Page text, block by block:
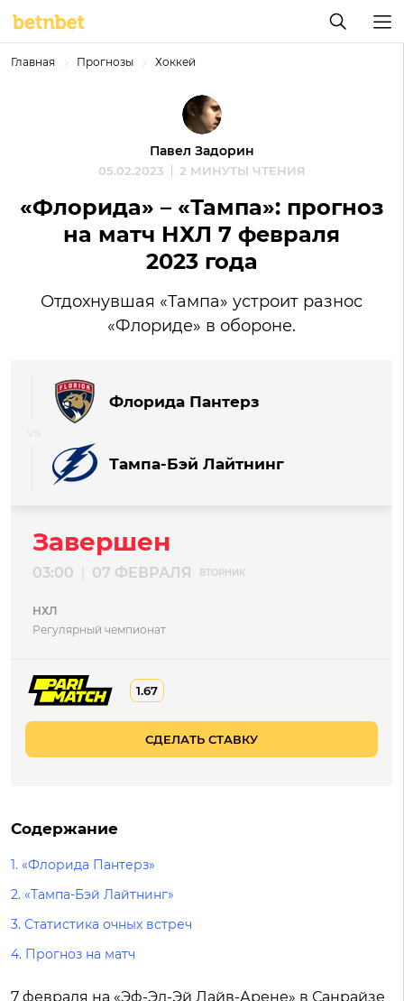
Главная Прогнозы Хоккей
Павел Задорин
05.02.2023 2 МИНУТЫ ЧТЕНИЯ
«Флорида» – «Тампа»: прогноз
на матч НХЛ 7 февраля
2023 года
Отдохнувшая «Тампа» устроит разнос
«Флориде» в обороне.
Флорида Пантерз
Тампа-Бэй Лайтнинг
Завершен
03:00 07 ФЕВРАЛЯ ВТОРНИК
НХЛ
Регулярный чемпионат
1.67
СДЕЛАТЬ СТАВКУ
Содержание
1. «Флорида Пантерз»
2. «Тампа-Бэй Лайтнинг»
3. Статистика очных встреч
4. Прогноз на матч
7 февраля на «Эф-Эл-Эй Лайв-Арене» в Санрайзе